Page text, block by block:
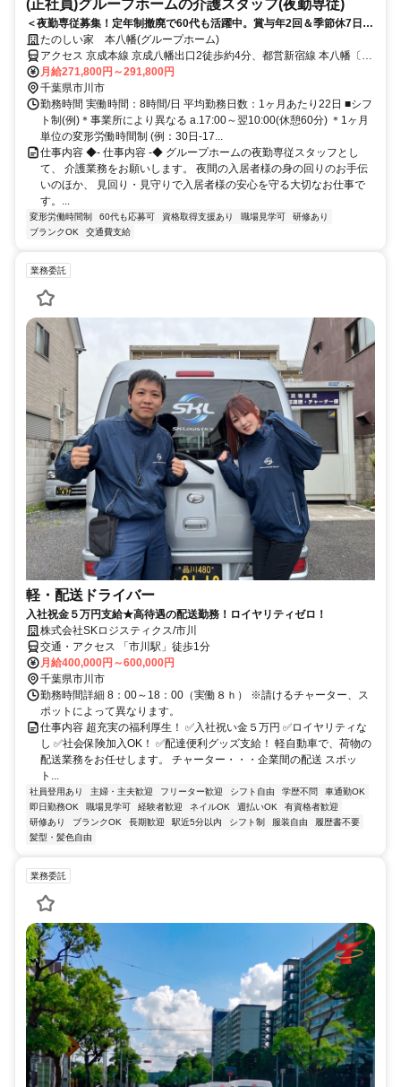
(正社員)グループホームの介護スタッフ(夜勤専従)
＜夜勤専従募集！定年制撤廃で60代も活躍中。賞与年2回＆季節休7日◎
少ない日数でしっかり稼げる！＞賞与年2回＆昇給あり！定年制撤廃で
長く安定して働けます。少人数制で寄り添うケアができる温かいグルー
プホームです◎
たのしい家 本八幡(グループホーム)
アクセス 京成本線 京成八幡出口2徒歩約4分、都営新宿線 本八幡〔新
宿線〕A6口徒歩約5分、京成本線 菅野南口徒歩約7分 各線「本八幡」
駅から徒歩約9分
月給271,800円～291,800円
千葉県市川市
勤務時間 実働時間：8時間/日 平均勤務日数：1ヶ月あたり22日 ■シフ
ト制(例)＊事業所により異なる a.17:00～翌10:00(休憩60分) ＊1ヶ月
単位の変形労働時間制 (例：30日-17...
仕事内容 ◆- 仕事内容 -◆ グループホームの夜勤専従スタッフとし
て、 介護業務をお願いします。 夜間の入居者様の身の回りのお手伝
いのほか、 見回り・見守りで入居者様の安心を守る大切なお仕事で
す。...
変形労働時間制 60代も応募可 資格取得支援あり 職場見学可
研修あり
ブランクOK
交通費支給
業務委託
軽・配送ドライバー
入社祝金５万円支給★高待遇の配送勤務！ロイヤリティゼロ！
株式会社SKロジスティクス/市川
交通・アクセス 「市川駅」徒歩1分
月給400,000円～600,000円
千葉県市川市
勤務時間詳細 8：00～18：00（実働８ｈ） ※請けるチャーター、ス
ポットによって異なります。
仕事内容 超充実の福利厚生！ ✅入社祝い金５万円 ✅ロイヤリティな
し ✅社会保険加入OK！ ✅配達便利グッズ支給！ 軽自動車で、荷物の
配送業務をお任せします。 チャーター・・・企業間の配送 スポッ
ト...
社員登用あり 主婦・主夫歓迎 フリーター歓迎 シフト自由 学歴不問
車通勤OK
即日勤務OK
職場見学可 経験者歓迎 ネイルOK 週払いOK
有資格者歓迎
研修あり
ブランクOK 長期歓迎 駅近5分以内 シフト制 服装自由
履歴書不要
髪型・髪色自由
業務委託